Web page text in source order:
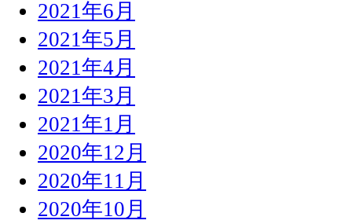
2021年6月
2021年5月
2021年4月
2021年3月
2021年1月
2020年12月
2020年11月
2020年10月